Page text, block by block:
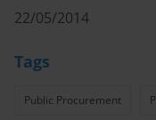
22/05/2014
Tags
Public Procurement